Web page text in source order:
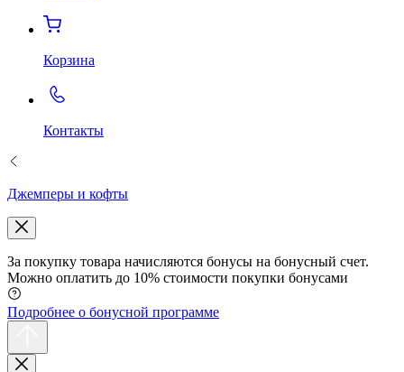
Корзина
Контакты
Джемперы и кофты
За покупку товара начисляются бонусы на бонусный счет.
Можно оплатить до 10% стоимости покупки бонусами
Подробнее о бонусной программе